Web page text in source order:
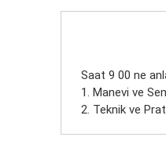
Saat 9 00 ne
1. Manevi ve
2. Teknik ve